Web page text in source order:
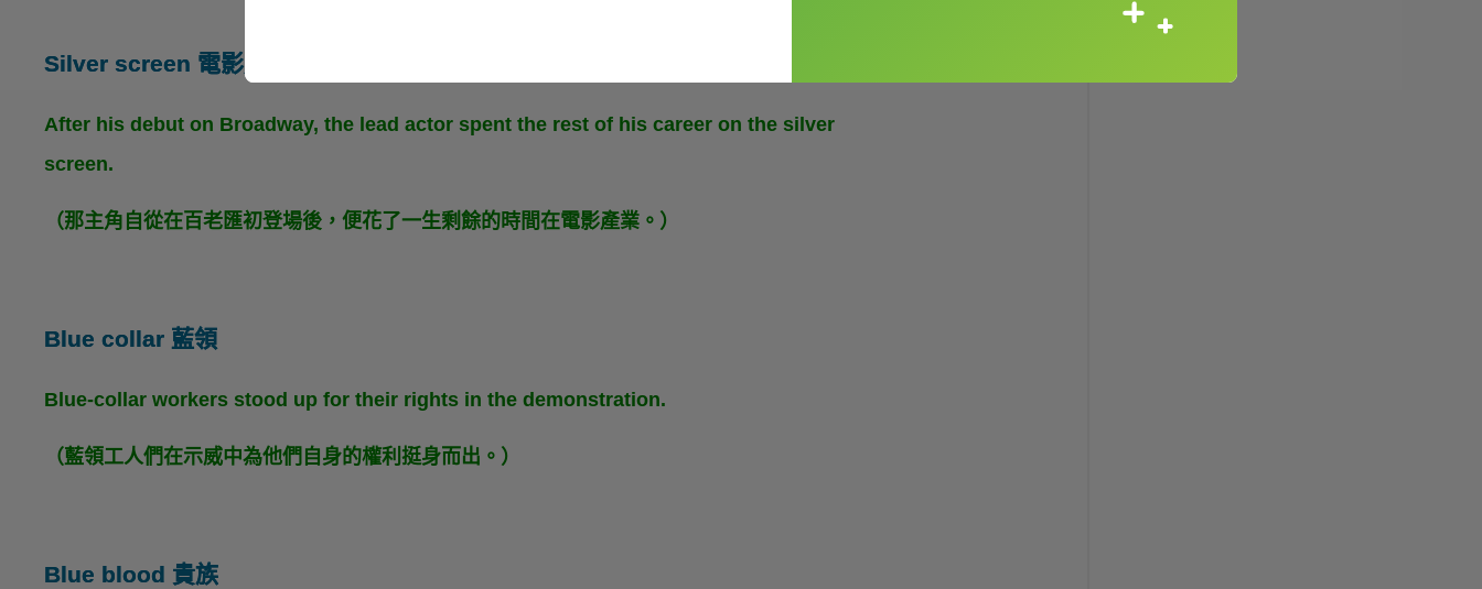
Silver screen 電影產業
After his debut on Broadway, the lead actor spent the rest of his career on the silver
screen.
（那主角自從在百老匯初登場後，便花了一生剩餘的時間在電影產業。）
Blue collar 藍領
Blue-collar workers stood up for their rights in the demonstration.
（藍領工人們在示威中為他們自身的權利挺身而出。）
Blue blood 貴族